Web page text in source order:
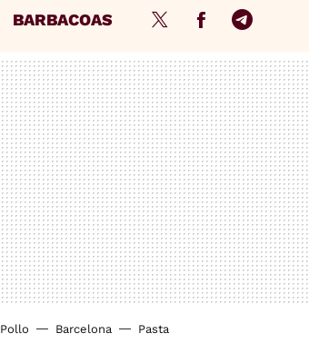
BARBACOAS Twitter FacebookTelegram
Pollo Barcelona Pasta